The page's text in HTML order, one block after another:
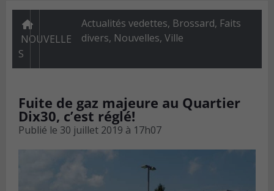
NOUVELLE
S
Actualités vedettes, Brossard, Faits
divers, Nouvelles,Ville
Fuite de gaz majeure au Quartier
Dix30, c’est réglé!
Publié le 30 juillet 2019 à 17h07